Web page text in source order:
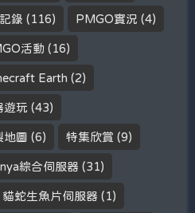
錄 (116) PMGO實況 (4)
活動 (16)
Earth (2)
遊玩 (43)
地圖 (6) 特集欣賞 (9)
綜合伺服器 (31)
貓蛇生魚片伺服器 (1)